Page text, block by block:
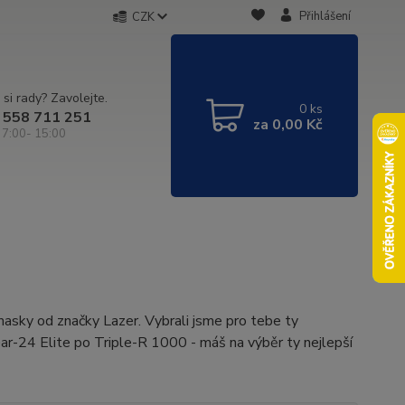
CZK Přihlášení
rady? Zavolejte.
711 251
7:00- 15:00
0 ks
za 0,00 Kč
od značky Lazer. Vybrali jsme pro tebe ty
24 Elite po Triple-R 1000 - máš na výběr ty nejlepší